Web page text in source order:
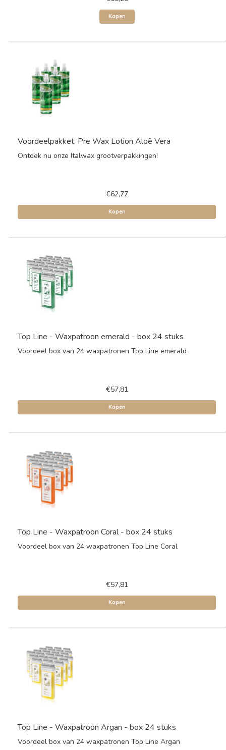
Kopen
Voordeelpakket: Pre Wax Lotion Aloë Vera
Ontdek nu onze Italwax grootverpakkingen!
€62,77
Kopen
Top Line - Waxpatroon emerald - box 24 stuks
Voordeel box van 24 waxpatronen Top Line emerald
€57,81
Kopen
Top Line - Waxpatroon Coral - box 24 stuks
Voordeel box van 24 waxpatronen Top Line Coral
€57,81
Kopen
Top Line - Waxpatroon Argan - box 24 stuks
Voordeel box van 24 waxpatronen Top Line Argan